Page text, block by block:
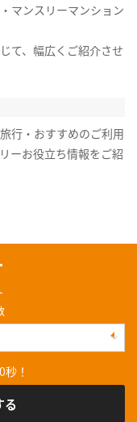
マンスリーマンション
て、幅広くご紹介させ
行・おすすめのご利用
ーお役立ち情報をご紹
！
る